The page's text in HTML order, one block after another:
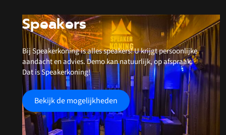
Speakers
Bij Speakerkoning is alles speakers! U krijgt persoonlijke
aandacht en advies. Demo kan natuurlijk, op afspraak.
Dat is Speakerkoning!
Bekijk de mogelijkheden